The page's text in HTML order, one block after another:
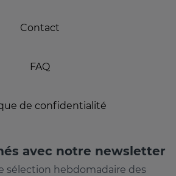
Contact
FAQ
de confidentialité
avec notre newsletter
sélection hebdomadaire des